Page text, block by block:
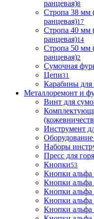
ранцевая)8
Стропа 38 мм
ранцевая)17
Стропа 40 мм
ранцевая)14
Стропа 50 мм
ранцевая)2
Сумочная
Цепи31
Карабины для
Металлоремонт и
Винт для
Инструмент
Наборы
Пресс для
Кнопки53
Кнопки
Кнопки
Кнопки
Кнопки
Кнопки